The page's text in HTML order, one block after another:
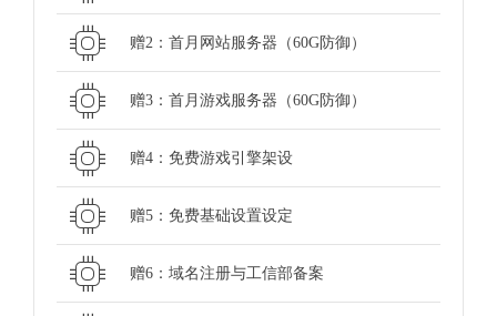
赠2：首月网站服务器（60G防御）
赠3：首月游戏服务器（60G防御）
赠4：免费游戏引擎架设
赠5：免费基础设置设定
赠6：域名注册与工信部备案